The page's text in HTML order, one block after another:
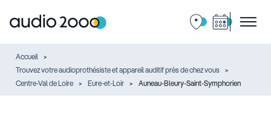
Accueil
Trouvez votre audioprothésiste et appareil auditif près de chez vous
Centre-Val de Loire
Eure-et-Loir Auneau-Bleury-Saint-Symphorien